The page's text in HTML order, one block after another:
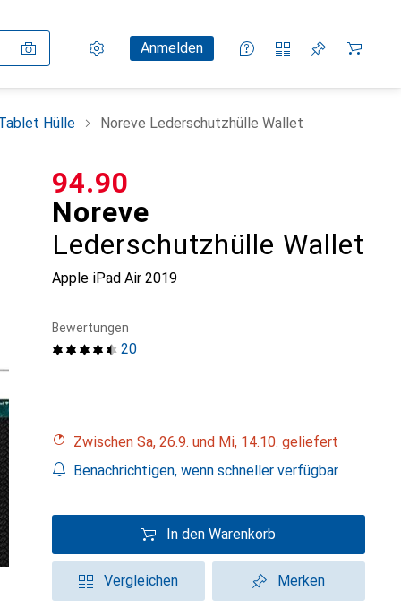
Einstellungen
KundenkontoAnmelden
Vergleichslisten
Merklisten
Warenkorb
Hülle Noreve Lederschutzhülle Wallet
Noreve
Lederschutzhülle Wallet
Apple iPad Air 2019
CHF
94.90
20
Bewertungen
Zwischen Sa, 26.9. und Mi, 14.10. geliefert
Benachrichtigen, wenn schneller verfügbar
In den Warenkorb
Vergleichen Merken